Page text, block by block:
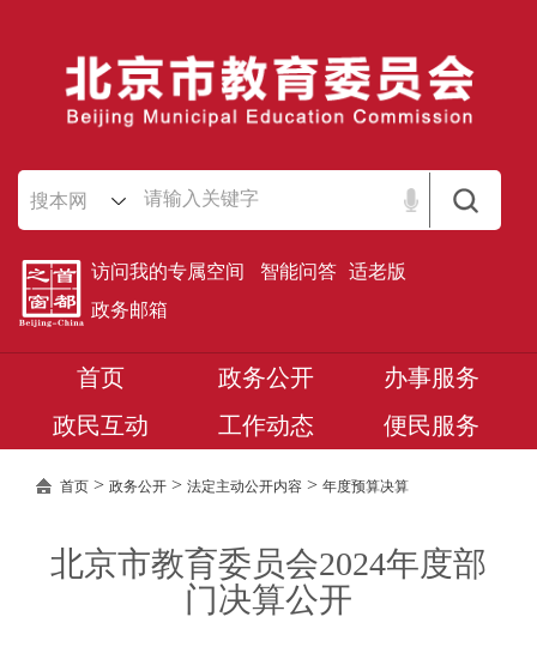
搜本网
访问我的专属空间 智能问答 适老版
政务邮箱
首页 政务公开
办事服务
政民互动
工作动态 便民服务
首页 > 政务公开 > 法定主动公开内容 > 年度预算决算
北京市教育委员会2024年度部
门决算公开